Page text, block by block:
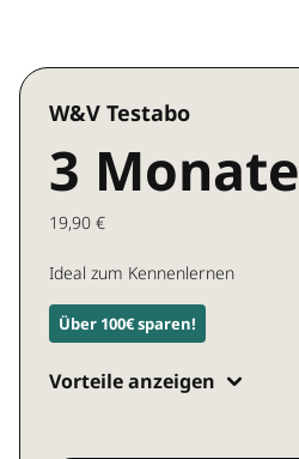
W&V Testabo
3 Monate
19,90 €
Ideal zum Kennenlernen
Über 100€ sparen!
Vorteile anzeigen